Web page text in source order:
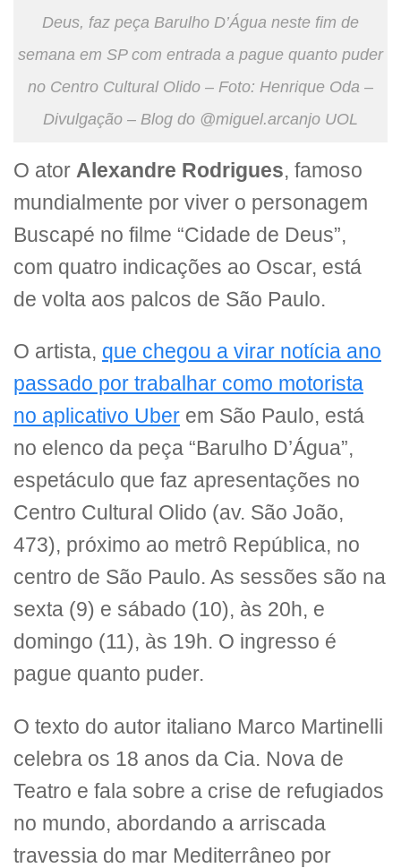
Deus, faz peça Barulho D’Água neste fim de
semana em SP com entrada a pague quanto puder
no Centro Cultural Olido – Foto: Henrique Oda –
Divulgação – Blog do @miguel.arcanjo UOL
O ator Alexandre Rodrigues, famoso
mundialmente por viver o personagem
Buscapé no filme “Cidade de Deus”,
com quatro indicações ao Oscar, está
de volta aos palcos de São Paulo.
O artista, que chegou a virar notícia ano
passado por trabalhar como motorista
no aplicativo Uber em São Paulo, está
no elenco da peça “Barulho D’Água”,
espetáculo que faz apresentações no
Centro Cultural Olido (av. São João,
473), próximo ao metrô República, no
centro de São Paulo. As sessões são na
sexta (9) e sábado (10), às 20h, e
domingo (11), às 19h. O ingresso é
pague quanto puder.
O texto do autor italiano Marco Martinelli
celebra os 18 anos da Cia. Nova de
Teatro e fala sobre a crise de refugiados
no mundo, abordando a arriscada
travessia do mar Mediterrâneo por